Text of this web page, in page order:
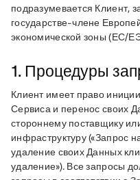
подразумевается Клиент,
государстве-члене
экономической зоны (ЕС/
1. Процедуры
Клиент имеет право
Сервиса и перенос своих
стороннему поставщику
инфраструктуру («Запрос
удаление своих Данных
удаление»). Все запросы